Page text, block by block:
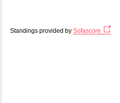
Standings provided by Sofascore